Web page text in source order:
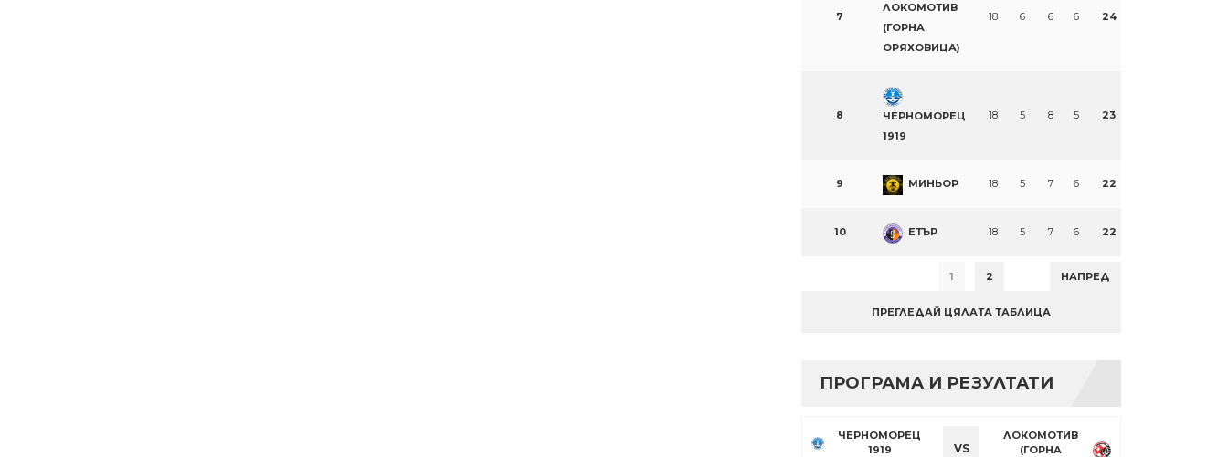
7
ЛОКОМОТИВ
(ГОРНА
ОРЯХОВИЦА)
18 6 6 6 24
8
ЧЕРНОМОРЕЦ
1919
18 5 8 5 23
9 МИНЬОР 18 5 7 6 22
10 ЕТЪР 18 5 7 6 22
1 2 НАПРЕД
ПРЕГЛЕДАЙ ЦЯЛАТА ТАБЛИЦА
ПРОГРАМА И РЕЗУЛТАТИ
ЧЕРНОМОРЕЦ
1919
VS
ЛОКОМОТИВ
(ГОРНА